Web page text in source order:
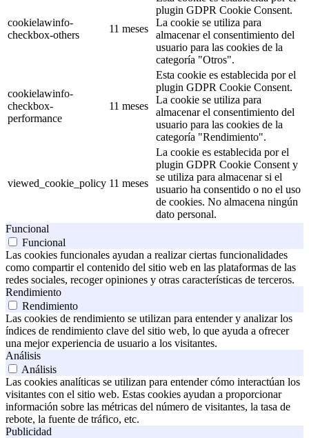
cookielawinfo-
checkbox-others
11 meses
plugin GDPR Cookie Consent.
La cookie se utiliza para
almacenar el consentimiento del
usuario para las cookies de la
categoría "Otros".
cookielawinfo-
checkbox-
performance
11 meses
Esta cookie es establecida por el
plugin GDPR Cookie Consent.
La cookie se utiliza para
almacenar el consentimiento del
usuario para las cookies de la
categoría "Rendimiento".
viewed_cookie_policy 11 meses
La cookie es establecida por el
plugin GDPR Cookie Consent y
se utiliza para almacenar si el
usuario ha consentido o no el uso
de cookies. No almacena ningún
dato personal.
Funcional
Funcional
Las cookies funcionales ayudan a realizar ciertas funcionalidades
como compartir el contenido del sitio web en las plataformas de las
redes sociales, recoger opiniones y otras características de terceros.
Rendimiento
Rendimiento
Las cookies de rendimiento se utilizan para entender y analizar los
índices de rendimiento clave del sitio web, lo que ayuda a ofrecer
una mejor experiencia de usuario a los visitantes.
Análisis
Análisis
Las cookies analíticas se utilizan para entender cómo interactúan los
visitantes con el sitio web. Estas cookies ayudan a proporcionar
información sobre las métricas del número de visitantes, la tasa de
rebote, la fuente de tráfico, etc.
Publicidad